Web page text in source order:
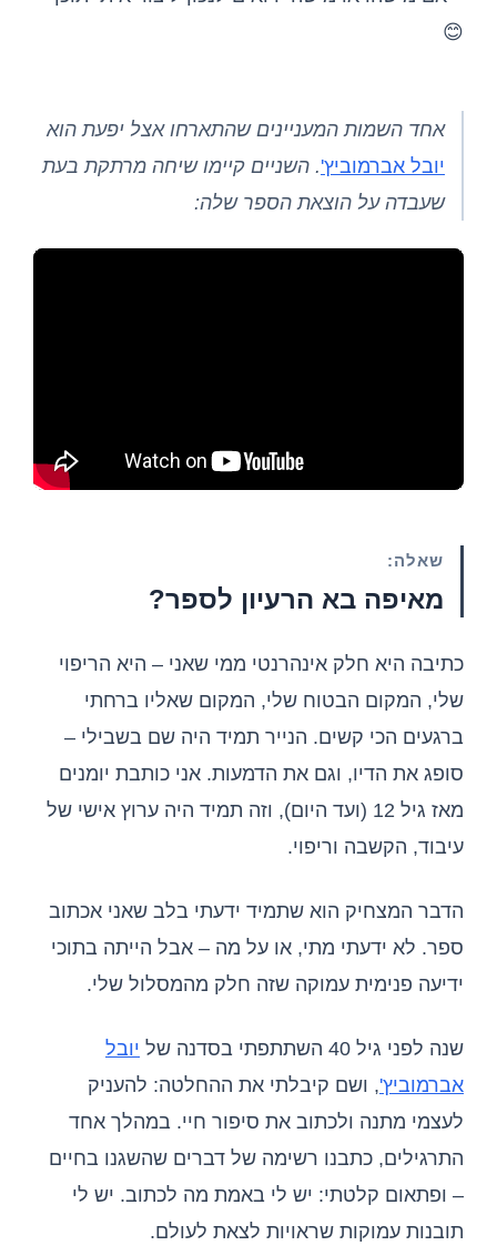
😊
אחד השמות המעניינים שהתארחו אצל יפעת הוא
יובל אברמוביץ'. השניים קיימו שיחה מרתקת בעת
שעבדה על הוצאת הספר שלה:
שאלה:
מאיפה בא הרעיון לספר?
כתיבה היא חלק אינהרנטי ממי שאני – היא הריפוי
שלי, המקום הבטוח שלי, המקום שאליו ברחתי
ברגעים הכי קשים. הנייר תמיד היה שם בשבילי –
סופג את הדיו, וגם את הדמעות. אני כותבת יומנים
מאז גיל 12 (ועד היום), וזה תמיד היה ערוץ אישי של
עיבוד, הקשבה וריפוי.
הדבר המצחיק הוא שתמיד ידעתי בלב שאני אכתוב
ספר. לא ידעתי מתי, או על מה – אבל הייתה בתוכי
ידיעה פנימית עמוקה שזה חלק מהמסלול שלי.
שנה לפני גיל 40 השתתפתי בסדנה של
יובל
אברמוביץ', ושם קיבלתי את ההחלטה: להעניק
לעצמי מתנה ולכתוב את סיפור חיי. במהלך אחד
התרגילים, כתבנו רשימה של דברים שהשגנו בחיים
– ופתאום קלטתי: יש לי באמת מה לכתוב. יש לי
תובנות עמוקות שראויות לצאת לעולם.